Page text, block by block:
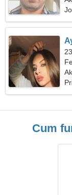
Cum